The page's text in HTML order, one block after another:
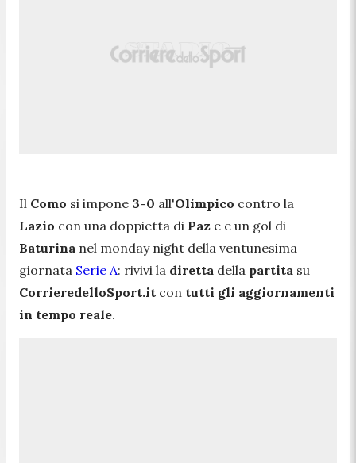
Il Como si impone 3-0 all'Olimpico contro la
Lazio con una doppietta di Paz e e un gol di
Baturina nel monday night della ventunesima
giornata Serie A: rivivi la diretta della partita su
CorrieredelloSport.it con tutti gli aggiornamenti
in tempo reale.